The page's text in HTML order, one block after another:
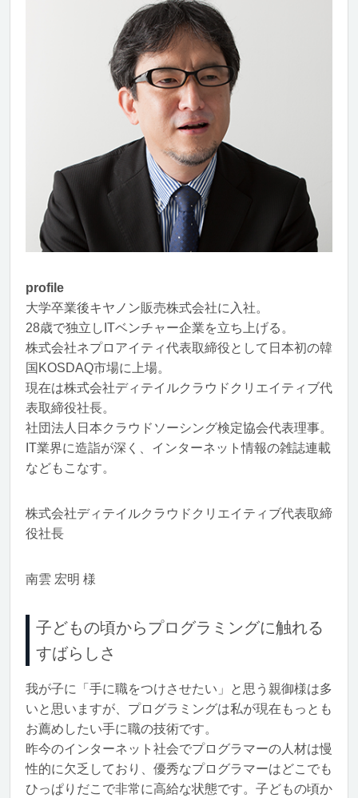
profile
大学卒業後キヤノン販売株式会社に入社。
28歳で独立しITベンチャー企業を立ち上げる。
株式会社ネプロアイティ代表取締役として日本初の韓
国KOSDAQ市場に上場。
現在は株式会社ディテイルクラウドクリエイティブ代
表取締役社長。
社団法人日本クラウドソーシング検定協会代表理事。
IT業界に造詣が深く、インターネット情報の雑誌連載
などもこなす。
株式会社ディテイルクラウドクリエイティブ代表取締
役社長
南雲 宏明 様
子どもの頃からプログラミングに触れる
すばらしさ
我が子に「手に職をつけさせたい」と思う親御様は多
いと思いますが、プログラミングは私が現在もっとも
お薦めしたい手に職の技術です。
昨今のインターネット社会でプログラマーの人材は慢
性的に欠乏しており、優秀なプログラマーはどこでも
ひっぱりだこで非常に高給な状態です。子どもの頃か